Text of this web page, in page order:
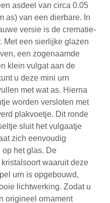
asdeel van circa 0.05
as) van een dierbare. In
versie is de crematie-
Met een sierlijke glazen
een zogenaamde
klein vulgat aan de
u deze mini urn
met wat as. Hierna
worden versloten met
plakvoetje. Dit ronde
sluit het vulgaatje
zich eenvoudig
op het glas. De
waaruit deze
urn is opgebouwd,
lichtwerking. Zodat u
origineel ornament